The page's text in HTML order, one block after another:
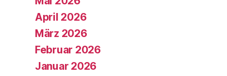
April 2026
März 2026
Februar 2026
Januar 2026